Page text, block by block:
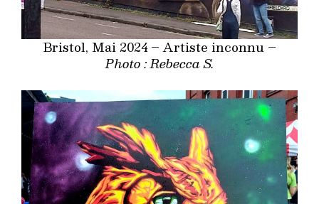
Bristol, Mai 2024 – Artiste inconnu –
Photo : Rebecca S.